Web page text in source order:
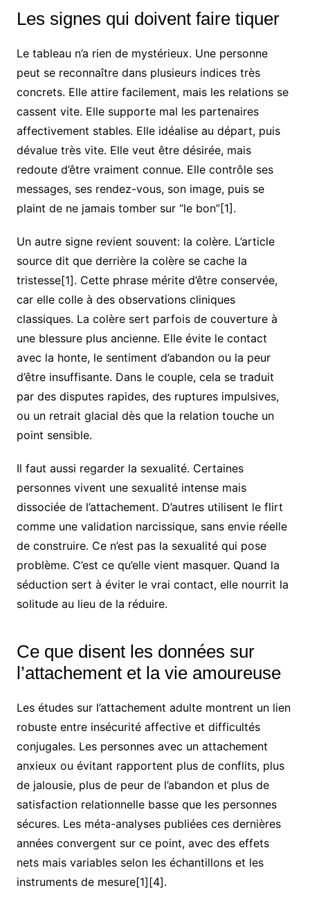
Les signes qui doivent faire tiquer
Le tableau n’a rien de mystérieux. Une personne
peut se reconnaître dans plusieurs indices très
concrets. Elle attire facilement, mais les relations se
cassent vite. Elle supporte mal les partenaires
affectivement stables. Elle idéalise au départ, puis
dévalue très vite. Elle veut être désirée, mais
redoute d’être vraiment connue. Elle contrôle ses
messages, ses rendez-vous, son image, puis se
plaint de ne jamais tomber sur “le bon”[1].
Un autre signe revient souvent: la colère. L’article
source dit que derrière la colère se cache la
tristesse[1]. Cette phrase mérite d’être conservée,
car elle colle à des observations cliniques
classiques. La colère sert parfois de couverture à
une blessure plus ancienne. Elle évite le contact
avec la honte, le sentiment d’abandon ou la peur
d’être insuffisante. Dans le couple, cela se traduit
par des disputes rapides, des ruptures impulsives,
ou un retrait glacial dès que la relation touche un
point sensible.
Il faut aussi regarder la sexualité. Certaines
personnes vivent une sexualité intense mais
dissociée de l’attachement. D’autres utilisent le flirt
comme une validation narcissique, sans envie réelle
de construire. Ce n’est pas la sexualité qui pose
problème. C’est ce qu’elle vient masquer. Quand la
séduction sert à éviter le vrai contact, elle nourrit la
solitude au lieu de la réduire.
Ce que disent les données sur
l’attachement et la vie amoureuse
Les études sur l’attachement adulte montrent un lien
robuste entre insécurité affective et difficultés
conjugales. Les personnes avec un attachement
anxieux ou évitant rapportent plus de conflits, plus
de jalousie, plus de peur de l’abandon et plus de
satisfaction relationnelle basse que les personnes
sécures. Les méta-analyses publiées ces dernières
années convergent sur ce point, avec des effets
nets mais variables selon les échantillons et les
instruments de mesure[1][4].